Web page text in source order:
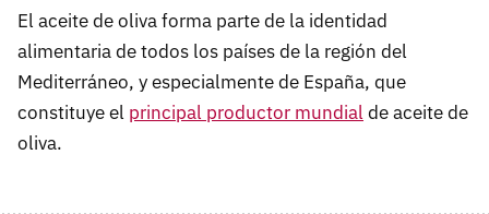
El aceite de oliva forma parte de la identidad
alimentaria de todos los países de la región del
Mediterráneo, y especialmente de España, que
constituye el principal productor mundialde aceite de
oliva.